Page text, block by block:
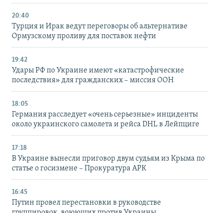
20:40
Турция и Ирак ведут переговоры об альтернативе
Ормузскому проливу для поставок нефти
19:42
Удары РФ по Украине имеют «катастрофические
последствия» для гражданских – миссия ООН
18:05
Германия расследует «очень серьезные» инциденты
около украинского самолета и рейса DHL в Лейпциге
17:18
В Украине вынесли приговор двум судьям из Крыма по
статье о госизмене – Прокуратура АРК
16:45
Путин провел перестановки в руководстве